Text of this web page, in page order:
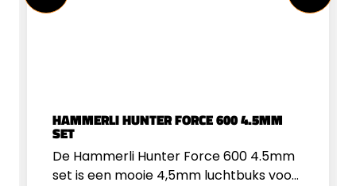
HAMMERLI HUNTER FORCE 600 4.5MM
SET
De Hammerli Hunter Force 600 4.5mm
set is een mooie 4,5mm luchtbuks voor